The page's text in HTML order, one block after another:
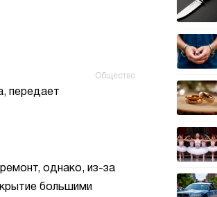
Общество
передает
однако, из-за
большими